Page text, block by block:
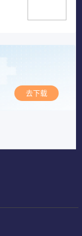
去下载